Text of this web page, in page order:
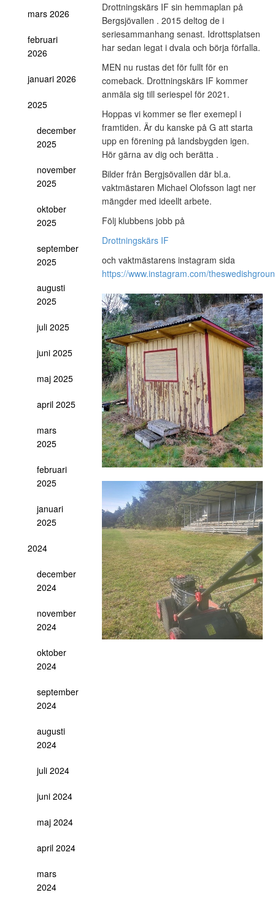
mars 2026
februari
2026
januari 2026
2025
december
2025
november
2025
oktober
2025
september
2025
augusti
2025
juli 2025
juni 2025
maj 2025
april 2025
mars
2025
februari
2025
januari
2025
2024
december
2024
november
2024
oktober
2024
september
2024
augusti
2024
juli 2024
juni 2024
maj 2024
april 2024
mars
2024
Drottningskärs IF sin hemmaplan på
Bergsjövallen . 2015 deltog de i
seriesammanhang senast. Idrottsplatsen
har sedan legat i dvala och börja förfalla.
MEN nu rustas det för fullt för en
comeback. Drottningskärs IF kommer
anmäla sig till seriespel för 2021.
Hoppas vi kommer se fler exemepl i
framtiden. Är du kanske på G att starta
upp en förening på landsbygden igen.
Hör gärna av dig och berätta .
Bilder från Bergjsövallen där bl.a.
vaktmästaren Michael Olofsson lagt ner
mängder med ideellt arbete.
Följ klubbens jobb på
Drottningskärs IF
och vaktmästarens instagram sida
https://www.instagram.com/